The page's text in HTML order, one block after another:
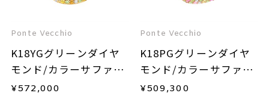
Ponte Vecchio
K18YGグリーンダイヤ
モンド/カラーサファイ
ア/ダイヤモンドネック
¥572,000
Ponte Vecchio
K18PGグリーンダイヤ
モンド/カラーサファイ
ア/ダイヤモンドネック
¥509,300